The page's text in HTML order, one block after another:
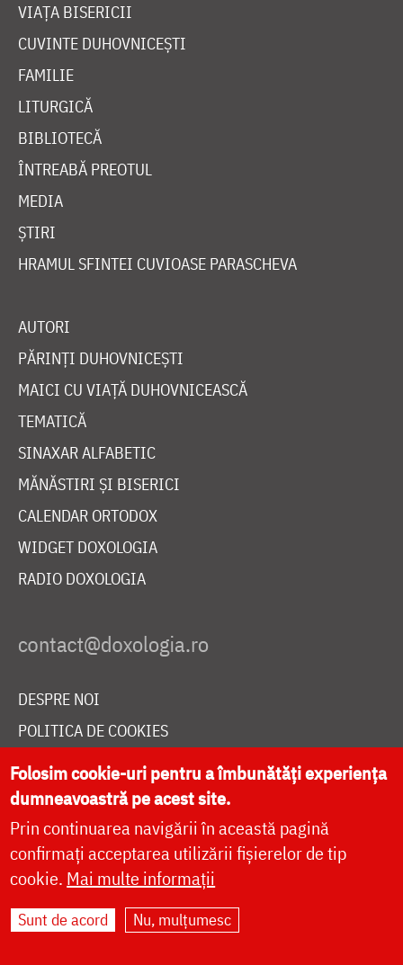
VIAȚA BISERICII
CUVINTE DUHOVNICEȘTI
FAMILIE
LITURGICĂ
BIBLIOTECĂ
ÎNTREABĂ PREOTUL
MEDIA
ȘTIRI
HRAMUL SFINTEI CUVIOASE PARASCHEVA
AUTORI
PĂRINȚI DUHOVNICEȘTI
MAICI CU VIAȚĂ DUHOVNICEASCĂ
TEMATICĂ
SINAXAR ALFABETIC
MĂNĂSTIRI ȘI BISERICI
CALENDAR ORTODOX
WIDGET DOXOLOGIA
RADIO DOXOLOGIA
DESPRE NOI
POLITICA DE COOKIES
DONEAZĂ ONLINE PENTRU CATEDRALA NAȚIONALĂ
LIVE
Site dezvoltat deDOXOLOGIA MEDIA
Arhiepiscopia Iașilor | ©
Folosim cookie-uri pentru a îmbunătăți experiența
dumneavoastră pe acest site.
Prin continuarea navigării în această pagină
confirmați acceptarea utilizării fișierelor de tip
cookie. Mai multe informații
Sunt de acord Nu, mulțumesc